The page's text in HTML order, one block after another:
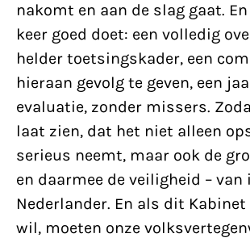
nakomt en aan de slag gaat.
keer goed doet: een volledig
helder toetsingskader, een
hieraan gevolg te geven, een
evaluatie, zonder missers.
laat zien, dat het niet alleen
serieus neemt, maar ook de
en daarmee de veiligheid – van
Nederlander. En als dit
wil, moeten onze